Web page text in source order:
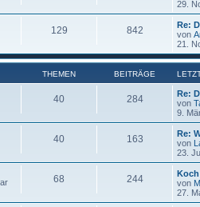
29.
129 842
Re:
von
21.
THEMEN BEITRÄGE
40 284
Re:
von
9.
40 163
Re:
von
23.
68 244
von
27.